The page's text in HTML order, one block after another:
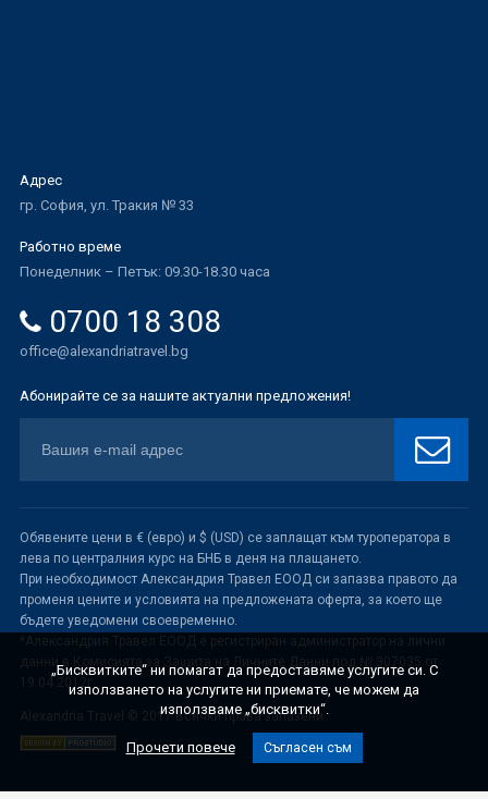
Адрес
гр. София, ул. Тракия № 33
Работно време
Понеделник – Петък: 09.30-18.30 часа
0700 18 308
office@alexandriatravel.bg
Абонирайте се за нашите актуални предложения!
Обявените цени в € (евро) и $ (USD) се заплащат към туроператора в
лева по централния курс на БНБ в деня на плащането.
При необходимост Александрия Травел ЕООД си запазва правото да
променя цените и условията на предложената оферта, за което ще
бъдете уведомени своевременно.
*Александрия Травел ЕООД е регистриран администратор на лични
данни в Комисията за Защита на Личните Данни под № 307035 от
19.04.2012г.
Alexandria Travel © 2017 Всички права запазени
„Бисквитките“ ни помагат да предоставяме услугите си. С
използването на услугите ни приемате, че можем да
използваме „бисквитки“.
Прочети повече Съгласен съм